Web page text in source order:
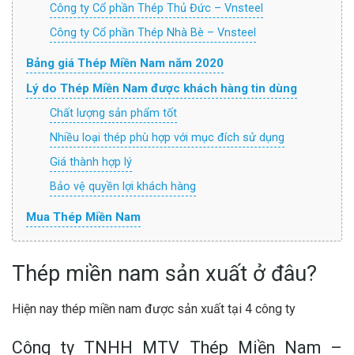
Công ty Cổ phần Thép Thủ Đức – Vnsteel
Công ty Cổ phần Thép Nhà Bè – Vnsteel
Bảng giá Thép Miền Nam năm 2020
Lý do Thép Miền Nam được khách hàng tin dùng
Chất lượng sản phẩm tốt
Nhiều loại thép phù hợp với mục đích sử dụng
Giá thành hợp lý
Bảo vệ quyền lợi khách hàng
Mua Thép Miền Nam
Thép miền nam sản xuất ở đâu?
Hiện nay thép miền nam được sản xuất tại 4 công ty
Công ty TNHH MTV Thép Miền Nam –